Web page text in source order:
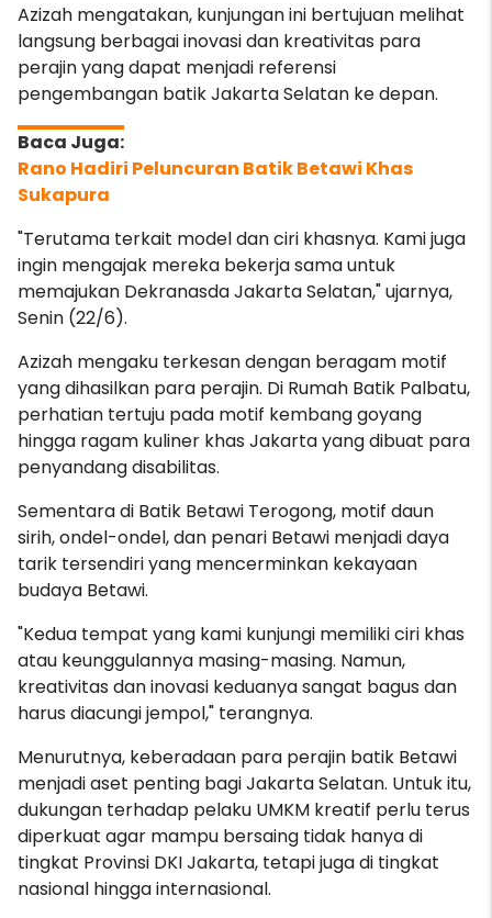
Azizah mengatakan, kunjungan ini bertujuan melihat
langsung berbagai inovasi dan kreativitas para
perajin yang dapat menjadi referensi
pengembangan batik Jakarta Selatan ke depan.
Rano Hadiri Peluncuran Batik Betawi Khas
Sukapura
"Terutama terkait model dan ciri khasnya. Kami juga
ingin mengajak mereka bekerja sama untuk
memajukan Dekranasda Jakarta Selatan," ujarnya,
Senin (22/6).
Azizah mengaku terkesan dengan beragam motif
yang dihasilkan para perajin. Di Rumah Batik Palbatu,
perhatian tertuju pada motif kembang goyang
hingga ragam kuliner khas Jakarta yang dibuat para
penyandang disabilitas.
Sementara di Batik Betawi Terogong, motif daun
sirih, ondel-ondel, dan penari Betawi menjadi daya
tarik tersendiri yang mencerminkan kekayaan
budaya Betawi.
"Kedua tempat yang kami kunjungi memiliki ciri khas
atau keunggulannya masing-masing. Namun,
kreativitas dan inovasi keduanya sangat bagus dan
harus diacungi jempol," terangnya.
Menurutnya, keberadaan para perajin batik Betawi
menjadi aset penting bagi Jakarta Selatan. Untuk itu,
dukungan terhadap pelaku UMKM kreatif perlu terus
diperkuat agar mampu bersaing tidak hanya di
tingkat Provinsi DKI Jakarta, tetapi juga di tingkat
nasional hingga internasional.